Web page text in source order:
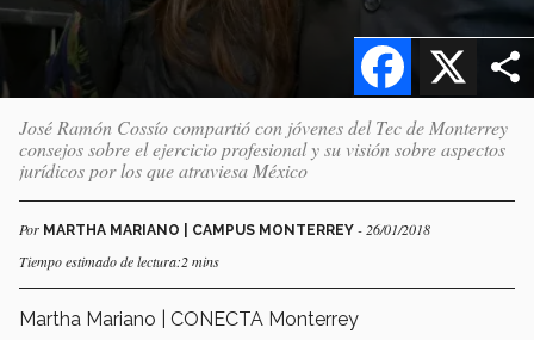
X
Facebook
José Ramón Cossío compartió con jóvenes del Tec de Monterrey
consejos sobre el ejercicio profesional y su visión sobre aspectos
jurídicos por los que atraviesa México
Por MARTHA MARIANO | CAMPUS MONTERREY - 26/01/2018
Tiempo estimado de lectura:2 mins
Martha Mariano | CONECTA Monterrey